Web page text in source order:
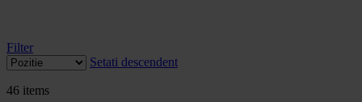
Filter
Setati descendent
46 items